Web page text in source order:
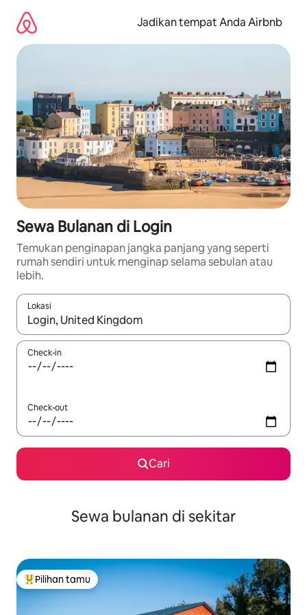
langsung
lihat
konten
Jadikan tempat Anda Airbnb
Sewa Bulanan di Login
Temukan penginapan jangka panjang yang seperti
rumah sendiri untuk menginap selama sebulan atau
lebih.
Lokasi
Jika hasil yang dicari tersedia, telusuri dengan tombol panah
Check-in
Check-out
Cari
Sewa bulanan di sekitar
Pilihan tamu terpopuler
Pilihan tamu